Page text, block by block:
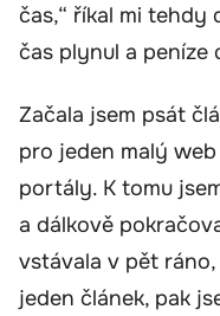
čas,“ říkal mi tehdy
čas plynul a peníze
Začala jsem psát
pro jeden malý
portály. K tomu
a dálkově
vstávala v pět
jeden článek, pak